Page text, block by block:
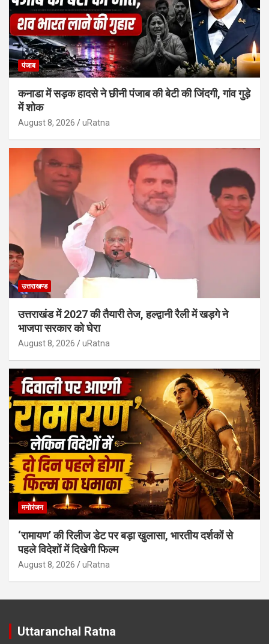
पंजाब
कनाडा में सड़क हादसे ने छीनी पंजाब की बेटी की जिंदगी, गांव गुड़े
में शोक
August 8, 2026 uRatna
उत्तराखण्ड
उत्तराखंड में 2027 की तैयारी तेज, हल्द्वानी रैली में खड़गे ने
भाजपा सरकार को घेरा
August 8, 2026 uRatna
मनोरंजन
‘रामायण’ की रिलीज डेट पर बड़ा खुलासा, भारतीय दर्शकों से
पहले विदेशों में दिखेगी फिल्म
August 8, 2026 uRatna
Uttaranchal Ratna